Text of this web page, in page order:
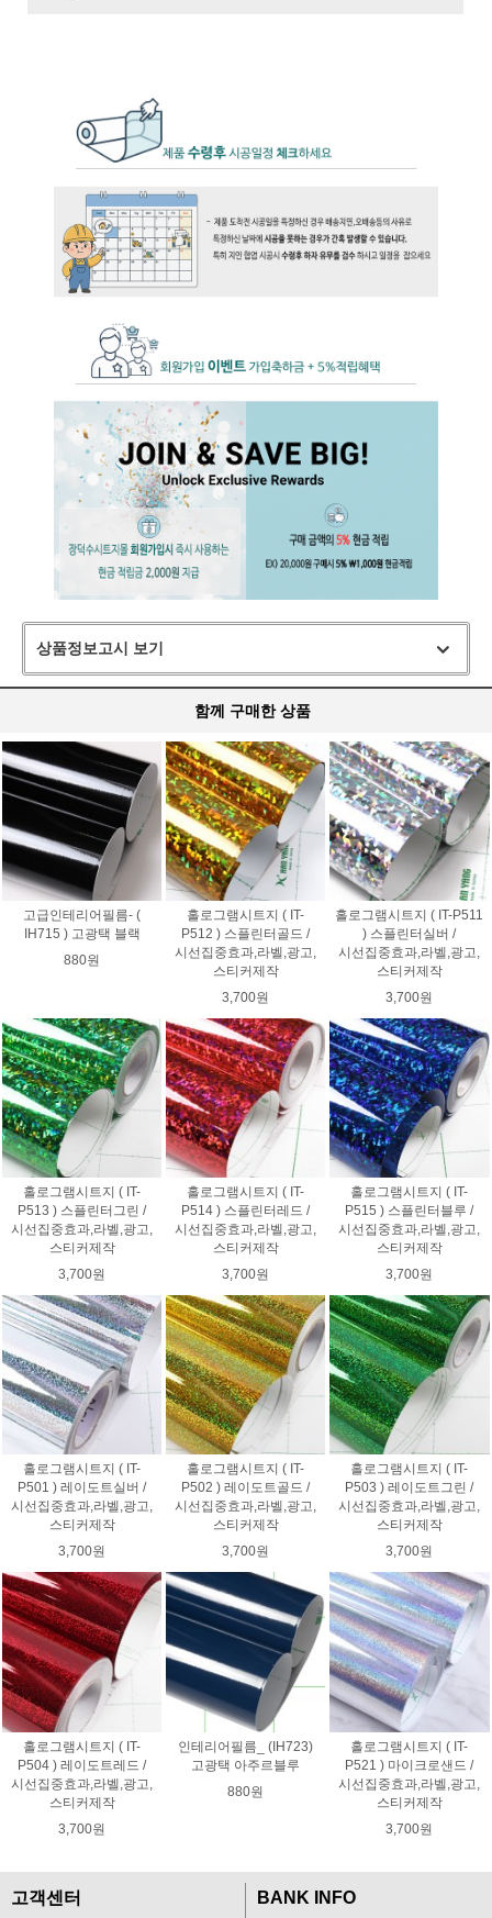
상품정보고시 보기
함께 구매한 상품
고급인테리어필름- (
IH715 ) 고광택 블랙
880원
홀로그램시트지 ( IT-
P512 ) 스플린터골드 /
시선집중효과,라벨,광고,
스티커제작
3,700원
홀로그램시트지 ( IT-P511
) 스플린터실버 /
시선집중효과,라벨,광고,
스티커제작
3,700원
홀로그램시트지 ( IT-
P513 ) 스플린터그린 /
시선집중효과,라벨,광고,
스티커제작
3,700원
홀로그램시트지 ( IT-
P514 ) 스플린터레드 /
시선집중효과,라벨,광고,
스티커제작
3,700원
홀로그램시트지 ( IT-
P515 ) 스플린터블루 /
시선집중효과,라벨,광고,
스티커제작
3,700원
홀로그램시트지 ( IT-
P501 ) 레이도트실버 /
시선집중효과,라벨,광고,
스티커제작
3,700원
홀로그램시트지 ( IT-
P502 ) 레이도트골드 /
시선집중효과,라벨,광고,
스티커제작
3,700원
홀로그램시트지 ( IT-
P503 ) 레이도트그린 /
시선집중효과,라벨,광고,
스티커제작
3,700원
홀로그램시트지 ( IT-
P504 ) 레이도트레드 /
시선집중효과,라벨,광고,
스티커제작
3,700원
인테리어필름_ (IH723)
고광택 아주르블루
880원
홀로그램시트지 ( IT-
P521 ) 마이크로샌드 /
시선집중효과,라벨,광고,
스티커제작
3,700원
고객센터 BANK INFO